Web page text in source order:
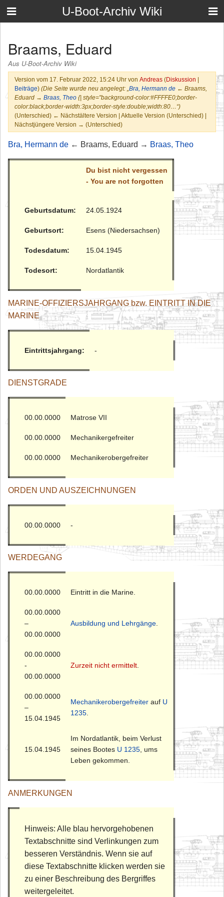
U-Boot-Archiv Wiki
Braams, Eduard
Aus U-Boot-Archiv Wiki
Version vom 17. Februar 2022, 15:24 Uhr von Andreas (Diskussion |
Beiträge) (Die Seite wurde neu angelegt: „ Bra, Hermann de← Braams,
Eduard → Braas, Theo{| style="background-color:#FFFFE0;border-
color:black;border-width:3px;border-style:double;width:80…“)
(Unterschied) ← Nächstältere Version | Aktuelle Version (Unterschied) |
Nächstjüngere Version → (Unterschied)
Bra, Hermann de ← Braams, Eduard → Braas, Theo
Du bist nicht vergessen
- You are not forgotten
Geburtsdatum: 24.05.1924
Geburtsort: Esens (Niedersachsen)
Todesdatum: 15.04.1945
Todesort: Nordatlantik
MARINE-OFFIZIERSJAHRGANG bzw. EINTRITT IN DIE
MARINE
Eintrittsjahrgang: -
DIENSTGRADE
00.00.0000 Matrose VII
00.00.0000 Mechanikergefreiter
00.00.0000 Mechanikerobergefreiter
ORDEN UND AUSZEICHNUNGEN
00.00.0000 -
WERDEGANG
00.00.0000 Eintritt in die Marine.
00.00.0000
–
00.00.0000
Ausbildung und Lehrgänge.
00.00.0000
-
00.00.0000
Zurzeit nicht ermittelt.
00.00.0000
–
15.04.1945
Mechanikerobergefreiter auf U
1235.
15.04.1945
Im Nordatlantik, beim Verlust
seines Bootes U 1235, ums
Leben gekommen.
ANMERKUNGEN
Hinweis: Alle blau hervorgehobenen
Textabschnitte sind Verlinkungen zum
besseren Verständnis. Wenn sie auf
diese Textabschnitte klicken werden sie
zu einer Beschreibung des Bergriffes
weitergeleitet.